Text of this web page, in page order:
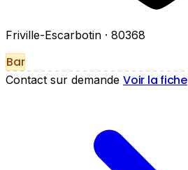
Friville-Escarbotin · 80368
Bar
Contact sur demande Voir la fiche